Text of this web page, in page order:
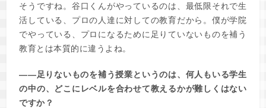
そうですね。谷口くんがやっているのは、最低限それで生
活している、プロの人達に対しての教育だから。僕が学院
でやっている、プロになるために足りていないものを補う
教育とは本質的に違うよね。
――足りないものを補う授業というのは、何人もいる学生
の中の、どこにレベルを合わせて教えるかが難しくはない
ですか？